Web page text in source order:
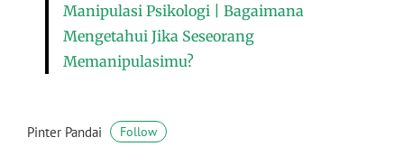
Manipulasi Psikologi | Bagaimana
Mengetahui Jika Seseorang
Memanipulasimu?
Pinter Pandai Follow